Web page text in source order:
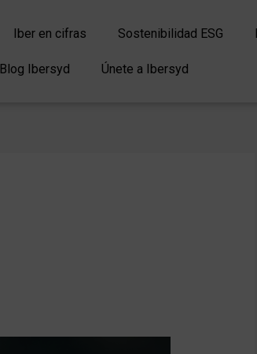
Iber en cifras Sostenibilidad ESG
Blog Ibersyd Únete a Ibersyd